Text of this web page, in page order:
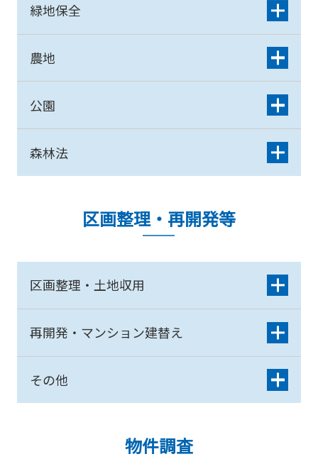
緑地保全
農地
公園
森林法
区画整理・再開発等
区画整理・土地収用
再開発・マンション建替え
その他
物件調査